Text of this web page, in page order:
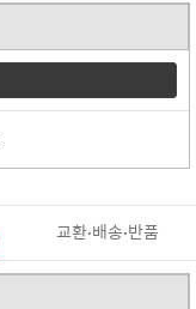
교환·배송·반품